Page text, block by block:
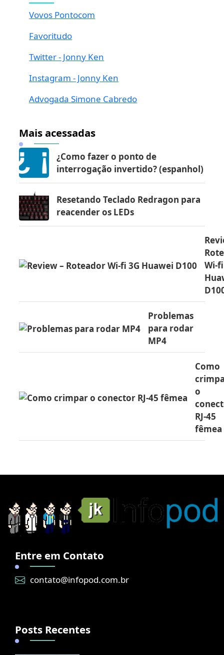
Vovos Pontocom
Favoritudo
Twitter - Jonny Ken
Instagram - Jonny Ken
Advogada Simone Cabredo
Mais acessadas
¿Como fazer o ponto de
interrogação invertido? (espanhol)
Resetando Teclado Redragon para
reacender os LEDs
Wi-
Problemas
para rodar
MP4
Como
o
RJ-45
fêmea
Entre em Contato
contato@infopod.com.br
Posts Recentes